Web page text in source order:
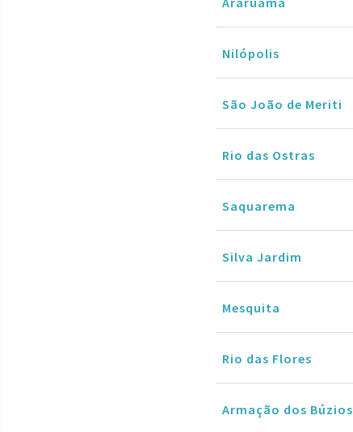
Nilópolis
São João de Meriti
Rio das Ostras
Saquarema
Silva Jardim
Mesquita
Rio das Flores
Armação dos Búzios